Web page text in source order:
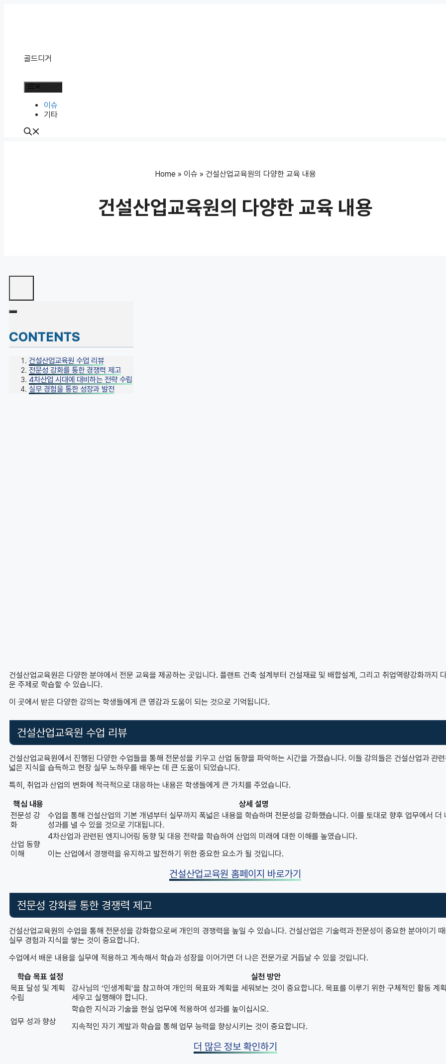
골드디거
이슈
기타
Home » 이슈 » 건설산업교육원의 다양한 교육 내용
건설산업교육원의 다양한 교육 내용
CONTENTS
건설산업교육원 수업 리뷰
전문성 강화를 통한 경쟁력 제고
4차산업 시대에 대비하는 전략 수립
실무 경험을 통한 성장과 발전
건설산업교육원은 다양한 분야에서 전문 교육을 제공하는 곳입니다. 플랜트 건축 설계부터 건설재료 및 배합설계, 그리고 취업역량강화까지
운 주제로 학습할 수 있습니다.
이 곳에서 받은 다양한 강의는 학생들에게 큰 영감과 도움이 되는 것으로 기억됩니다.
건설산업교육원 수업 리뷰
건설산업교육원에서 진행된 다양한 수업들을 통해 전문성을 키우고 산업 동향을 파악하는 시간을 가졌습니다. 이들 강의들은 건설산업과 관
넓은 지식을 습득하고 현장 실무 노하우를 배우는 데 큰 도움이 되었습니다.
특히, 취업과 산업의 변화에 적극적으로 대응하는 내용은 학생들에게 큰 가치를 주었습니다.
핵심 내용
상세 설명
전문성 강
화
수업을 통해 건설산업의 기본 개념부터 실무까지 폭넓은 내용을 학습하며 전문성을 강화했습니다. 이를 토대로 향후 업무에서 더
성과를 낼 수 있을 것으로 기대됩니다.
산업 동향
이해
4차산업과 관련된 엔지니어링 동향 및 대응 전략을 학습하여 산업의 미래에 대한 이해를 높였습니다.
이는 산업에서 경쟁력을 유지하고 발전하기 위한 중요한 요소가 될 것입니다.
건설산업교육원 홈페이지 바로가기
전문성 강화를 통한 경쟁력 제고
건설산업교육원의 수업을 통해 전문성을 강화함으로써 개인의 경쟁력을 높일 수 있습니다. 건설산업은 기술력과 전문성이 중요한 분야이기 때
실무 경험과 지식을 쌓는 것이 중요합니다.
수업에서 배운 내용을 실무에 적용하고 계속해서 학습과 성장을 이어가면 더 나은 전문가로 거듭날 수 있을 것입니다.
학습 목표 설정
실천 방안
목표 달성 및 계획
수립
강사님의 ‘인생계획’을 참고하여 개인의 목표와 계획을 세워보는 것이 중요합니다. 목표를 이루기 위한 구체적인 활동 계
세우고 실행해야 합니다.
업무 성과 향상
학습한 지식과 기술을 현실 업무에 적용하여 성과를 높이십시오.
지속적인 자기 계발과 학습을 통해 업무 능력을 향상시키는 것이 중요합니다.
더 많은 정보 확인하기